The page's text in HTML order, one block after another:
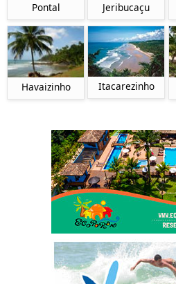
Pontal Jeribucaçu
Havaizinho Itacarezinho